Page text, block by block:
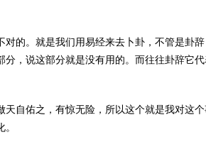
的。就是我们用易经来去卜卦，不管是卦
，说这部分就是没有用的。而往往卦辞它
自佑之，有惊无险，所以这个就是我对这